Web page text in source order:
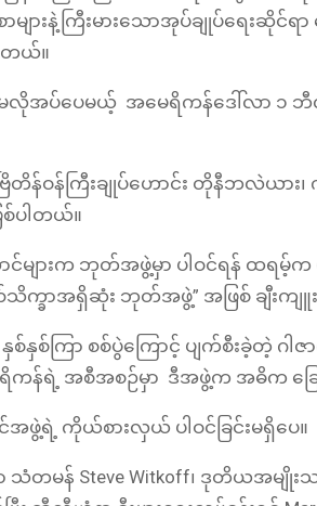
ားနဲ့ကြီးမားသောအုပ်ချုပ်ရေးဆိုင်ရာ
တယ်။
အပ်ပေမယ့် အမေရိကန်ဒေါ်လာ ၁ ဘီ
ဝန်ကြီးချုပ်ဟောင်း တိုနီဘလဲယား၊ က
စ်ပါတယ်။
ောင်များက ဘုတ်အဖွဲ့မှာ ပါဝင်ရန် ထရ
က္ခာအရှိဆုံး ဘုတ်အဖွဲ့” အဖြစ် ချီးကျူ
စ်နှစ်ကြာ စစ်ပွဲကြောင့် ပျက်စီးခဲ့တဲ့
န်ရဲ့ အစီအစဉ်မှာ ဒီအဖွဲ့က အဓိက ခြေ
ရဲ့ ကိုယ်စားလှယ် ပါဝင်ခြင်းမရှိပေ။
သံတမန် Steve Witkoff၊ ဒုတိယအမျိုးသ